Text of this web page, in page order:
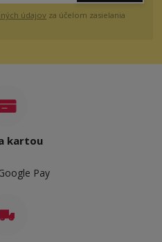
údajov za účelom zasielania
kartou
Pay